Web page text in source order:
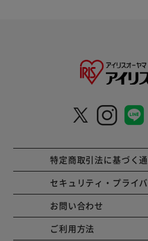
特定商取引法に基づく
セキュリティ・プライ
お問い合わせ
ご利用方法